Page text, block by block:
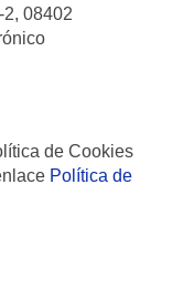
08402
de Cookies
Política de